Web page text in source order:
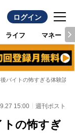
ログイン
ライフ マネー
バイトの怖すぎる体験談
15:00 週刊ポスト
トの怖すぎ